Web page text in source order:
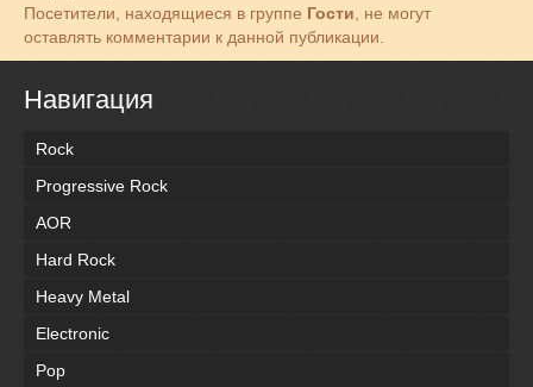
Посетители, находящиеся в группе Гости , не могут
оставлять комментарии к данной публикации.
Навигация
Rock
Progressive Rock
AOR
Hard Rock
Heavy Metal
Electronic
Pop